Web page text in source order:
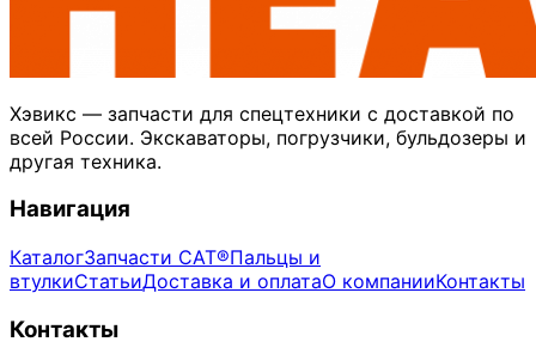
Хэвикс — запчасти для спецтехники с доставкой по
всей России. Экскаваторы, погрузчики, бульдозеры и
другая техника.
Навигация
КаталогЗапчасти CAT®Пальцы и
втулкиСтатьиДоставка и оплатаО компанииКонтакты
Контакты